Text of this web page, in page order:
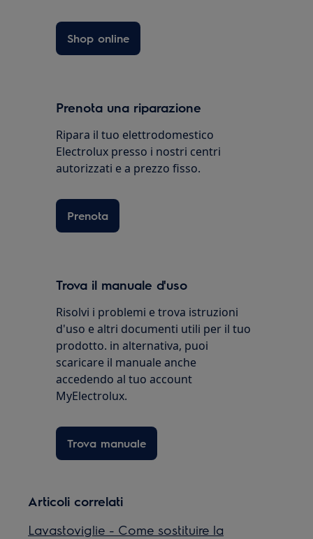
Shop online
Prenota una riparazione
Ripara il tuo elettrodomestico
Electrolux presso i nostri centri
autorizzati e a prezzo fisso.
Prenota
Trova il manuale d'uso
Risolvi i problemi e trova istruzioni
d'uso e altri documenti utili per il tuo
prodotto. in alternativa, puoi
scaricare il manuale anche
accedendo al tuo account
MyElectrolux.
Trova manuale
Articoli correlati
Lavastoviglie - Come sostituire la